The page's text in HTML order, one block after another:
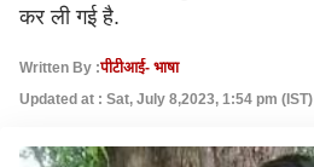
कर ली गई है.
Written By :पीटीआई- भाषा
Updated at : Sat, July 8,2023, 1:54 pm (IST)